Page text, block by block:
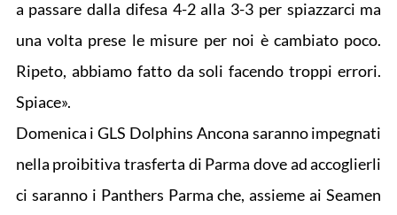
a passare dalla difesa 4-2 alla 3-3 per spiazzarci ma
una volta prese le misure per noi è cambiato poco.
Ripeto, abbiamo fatto da soli facendo troppi errori.
Spiace».
Domenica i GLS Dolphins Ancona saranno impegnati
nella proibitiva trasferta di Parma dove ad accoglierli
ci saranno i Panthers Parma che, assieme ai Seamen